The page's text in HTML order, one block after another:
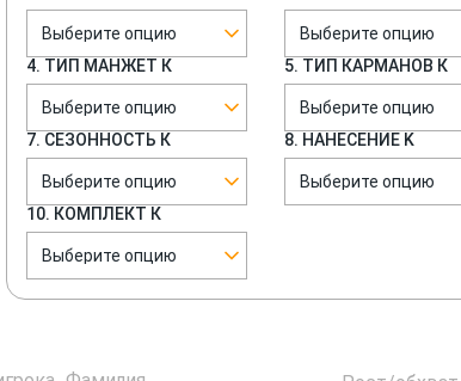
Выберите опцию Выберите опцию
4. ТИП МАНЖЕТ К
Выберите опцию
5. ТИП КАРМАНОВ К
Выберите опцию
7. СЕЗОННОСТЬ К
Выберите опцию
8. НАНЕСЕНИЕ K
Выберите опцию
10. КОМПЛЕКТ К
Выберите опцию